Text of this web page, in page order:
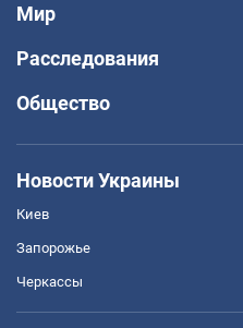
Мир
Расследования
Общество
Новости Украины
Киев
Запорожье
Черкассы